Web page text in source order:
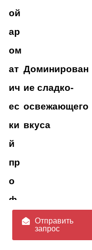
ой
ар
ом
ат
ич
ес
ки
й
пр
о
ф
ь
Доминирован
ие сладко-
освежающего
вкуса
Отправить
запрос